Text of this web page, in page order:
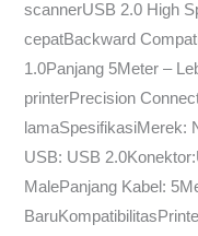
scannerUSB 2.0 High
cepatBackward
1.0Panjang 5Meter –
printerPrecision
lamaSpesifikasiMerek:
USB: USB
MalePanjang Kabel: